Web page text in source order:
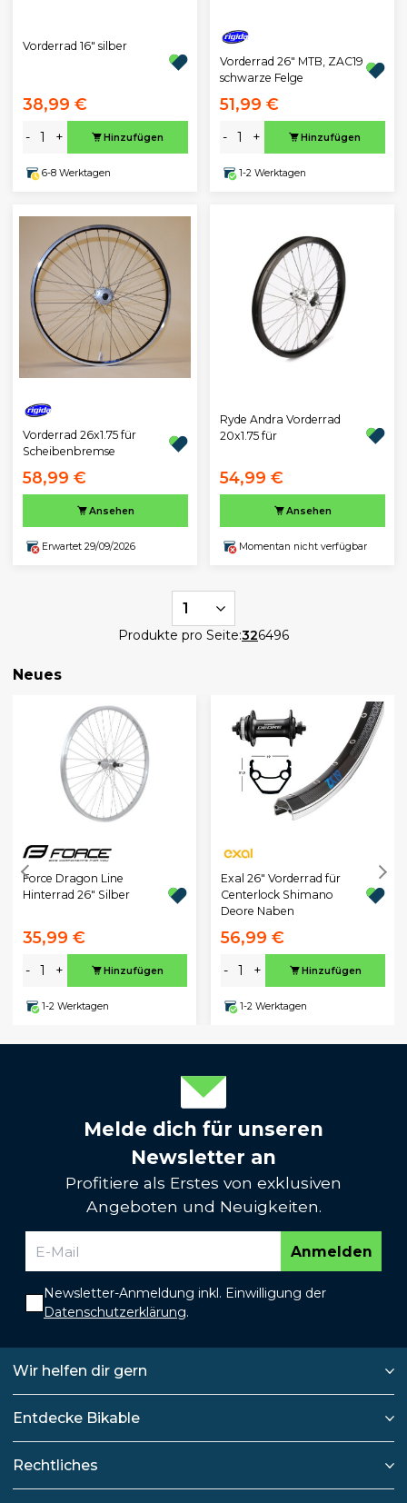
Vorderrad 16" silber
38,99 €
- + Hinzufügen
6-8 Werktagen
Vorderrad 26" MTB, ZAC19
schwarze Felge
51,99 €
- + Hinzufügen
1-2 Werktagen
Vorderrad 26x1.75 für
Scheibenbremse
58,99 €
Ansehen
Erwartet 29/09/2026
Ryde Andra Vorderrad
20x1.75 für
54,99 €
Ansehen
Momentan nicht verfügbar
1
Produkte pro Seite:326496
Neues
Force Dragon Line
Hinterrad 26" Silber
35,99 €
- + Hinzufügen
1-2 Werktagen
Exal 26" Vorderrad für
Centerlock Shimano
Deore Naben
56,99 €
- + Hinzufügen
1-2 Werktagen
Melde dich für unseren
Newsletter an
Profitiere als Erstes von exklusiven
Angeboten und Neuigkeiten.
Anmelden
Newsletter-Anmeldung inkl. Einwilligung der
Datenschutzerklärung.
Wir helfen dir gern
Entdecke Bikable
Rechtliches